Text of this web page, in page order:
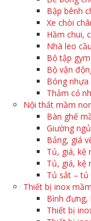
Bập bênh
Xe chòi
Hầm chui,
Nhà leo
Bộ tập
Bộ vận
Bóng nhựa
Thảm cỏ
Nội thất mầm
Bàn ghế
Giường
Bảng, giá
Tủ, giá, kệ
Tủ, giá, kệ
Tủ sắt – tủ
Thiết bị inox
Bình
Thiết bị